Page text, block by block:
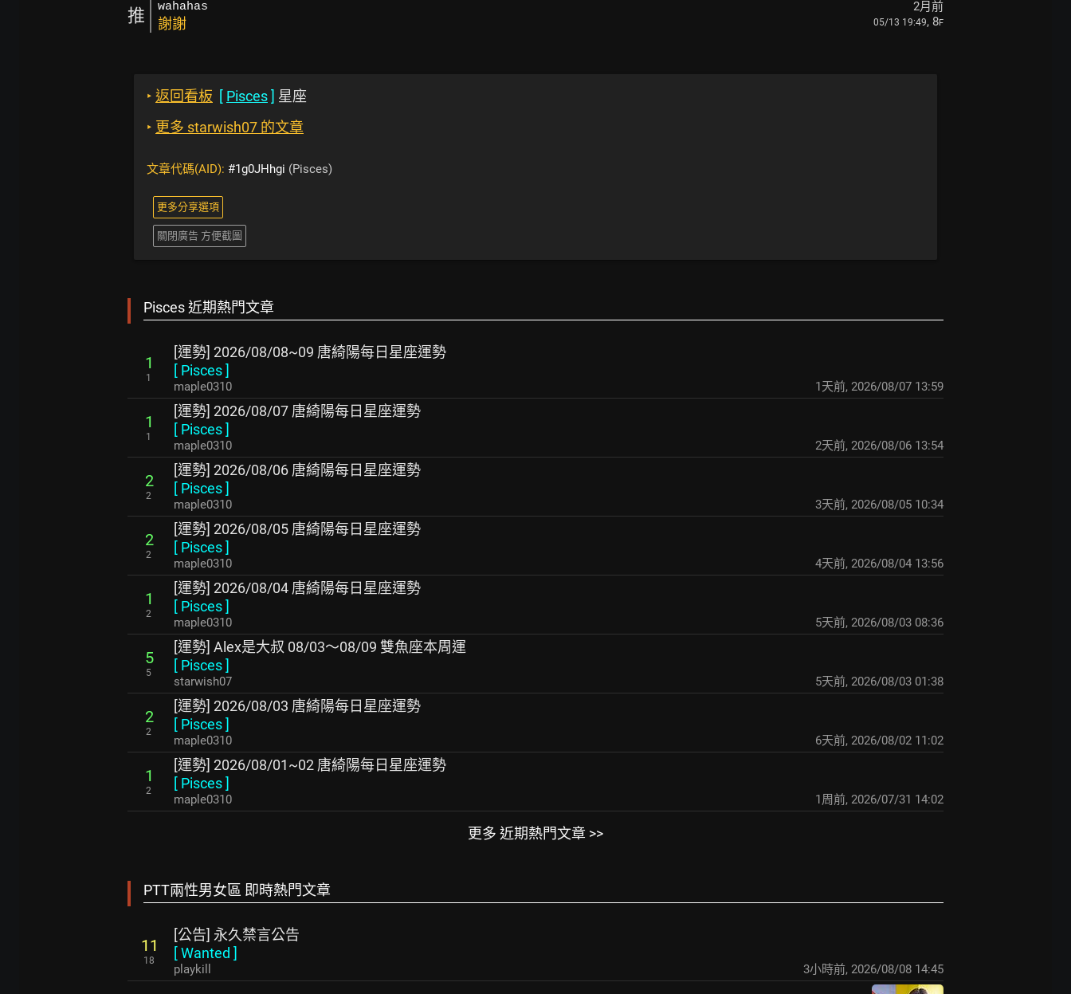
推 wahahas 2月前
謝謝 05/13 19:49, 8F
‣ 返回看板 [ Pisces] 星座
‣ 更多 starwish07 的文章
文章代碼(AID): #1g0JHhgi (Pisces)
更多分享選項
關閉廣告 方便截圖
Pisces 近期熱門文章
1
1
[運勢] 2026/08/08~09 唐綺陽每日星座運勢
[ Pisces]
maple0310 1天前, 2026/08/07 13:59
1
1
[運勢] 2026/08/07 唐綺陽每日星座運勢
[ Pisces]
maple0310 2天前, 2026/08/06 13:54
2
2
[運勢] 2026/08/06 唐綺陽每日星座運勢
[ Pisces]
maple0310 3天前, 2026/08/05 10:34
2
2
[運勢] 2026/08/05 唐綺陽每日星座運勢
[ Pisces]
maple0310 4天前, 2026/08/04 13:56
1
2
[運勢] 2026/08/04 唐綺陽每日星座運勢
[ Pisces]
maple0310 5天前, 2026/08/03 08:36
5
5
[運勢] Alex是大叔 08/03～08/09 雙魚座本周運
[ Pisces]
starwish07 5天前, 2026/08/03 01:38
2
2
[運勢] 2026/08/03 唐綺陽每日星座運勢
[ Pisces]
maple0310 6天前, 2026/08/02 11:02
1
2
[運勢] 2026/08/01~02 唐綺陽每日星座運勢
[ Pisces]
maple0310 1周前, 2026/07/31 14:02
更多 近期熱門文章 >>
PTT兩性男女區 即時熱門文章
11
18
[公告] 永久禁言公告
[Wanted ]
playkill 3小時前, 2026/08/08 14:45